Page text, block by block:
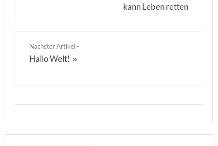
kann Leben retten
Nächster Artikel -
Hallo Welt! »